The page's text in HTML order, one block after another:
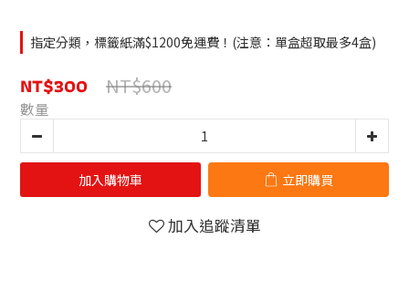
指定分類，標籤紙滿$1200免運費！(注意：單盒超取最多4盒)
NT$300 NT$600
數量
加入購物車 立即購買
加入追蹤清單